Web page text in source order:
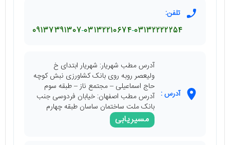
تلفن:
03132222254
03132210674
09137391307
آدرس :
آدرس مطب شهریار: شهریار ابتدای خ
ولیعصر روبه روی بانک کشاورزی نبش کوچه
حاج اسماعیلی – مجتمع ناز – طبقه سوم
آدرس مطب اصفهان: خیابان فردوسی جنب
بانک ملت ساختمان ساسان طبقه چهارم
مسیریابی